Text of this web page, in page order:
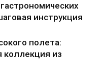
инструкция
полета:
коллекция из